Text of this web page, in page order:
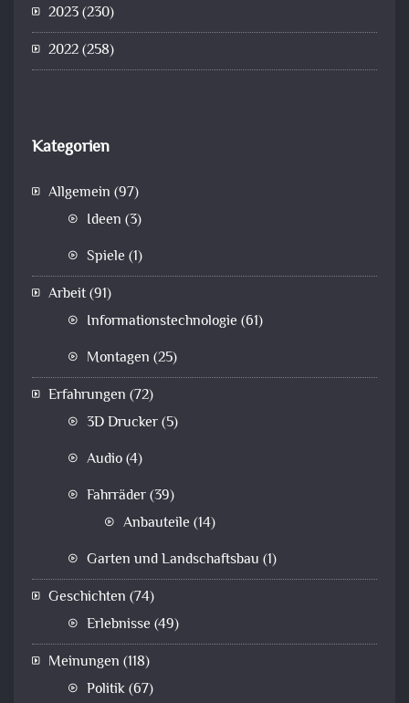
2023(230)
2022(258)
Kategorien
Allgemein (97)
Ideen (3)
Spiele (1)
Arbeit(91)
Informationstechnologie (61)
Montagen (25)
Erfahrungen (72)
3D Drucker(5)
Audio(4)
Fahrräder(39)
Anbauteile (14)
Garten und Landschaftsbau (1)
Geschichten (74)
Erlebnisse (49)
Meinungen (118)
Politik(67)